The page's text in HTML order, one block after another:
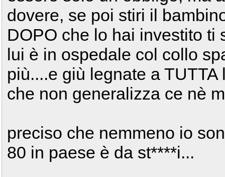
dovere, se poi stiri il
DOPO che lo hai investito ti
lui è in ospedale col collo
più....e giù legnate a
che non generalizza ce nè
preciso che nemmeno io
80 in paese è da st****i...